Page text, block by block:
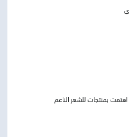
اهتمت بمنتجات للشعر الناعم